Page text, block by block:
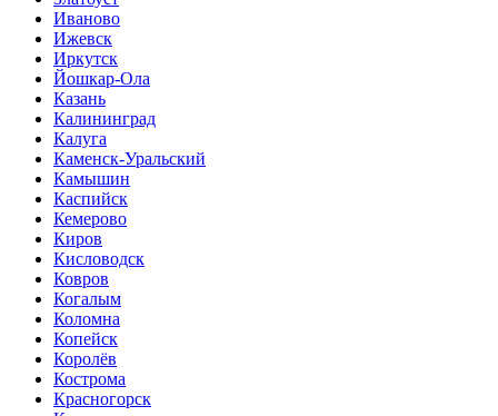
Иваново
Ижевск
Иркутск
Йошкар-Ола
Казань
Калининград
Калуга
Каменск-Уральский
Камышин
Каспийск
Кемерово
Киров
Кисловодск
Ковров
Когалым
Коломна
Копейск
Королёв
Кострома
Красногорск